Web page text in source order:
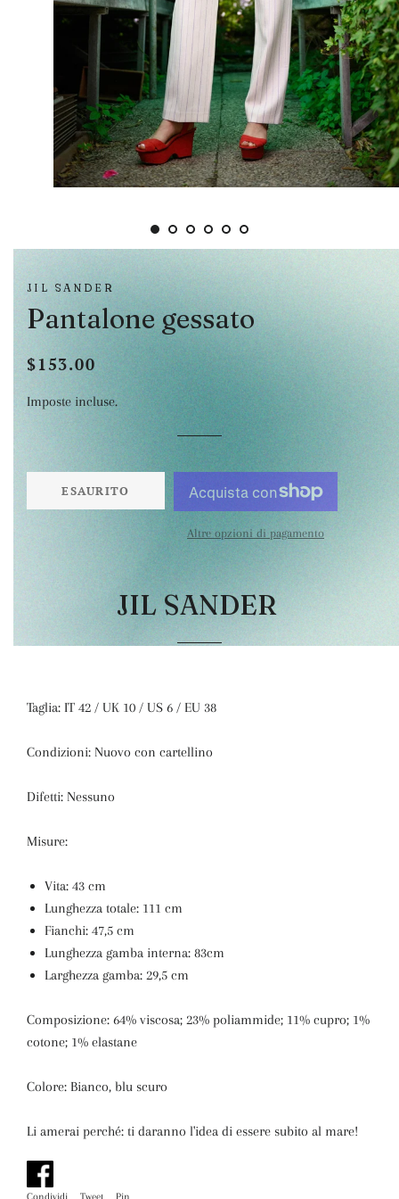
JIL SANDER
Pantalone gessato
Prezzo
listino
Prezzo
$153.00
Imposte incluse.
ESAURITO
Altre opzioni di pagamento
JIL SANDER
Taglia: IT 42 / UK 10 / US 6 / EU 38
Condizioni: Nuovo con cartellino
Difetti: Nessuno
Misure:
Vita: 43 cm
Lunghezza totale: 111 cm
Fianchi: 47,5 cm
Lunghezza gamba interna: 83cm
Larghezza gamba: 29,5 cm
Composizione: 64% viscosa; 23% poliammide; 11% cupro; 1%
cotone; 1% elastane
Colore: Bianco, blu scuro
Li amerai perché: ti daranno l'idea di essere subito al mare!